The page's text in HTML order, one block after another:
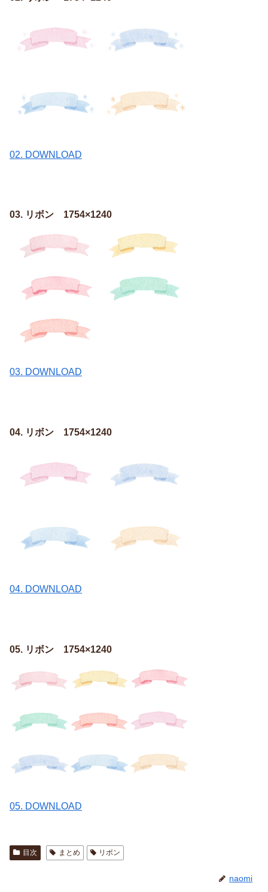
02. DOWNLOAD
03. リボン 1754×1240
03. DOWNLOAD
04. リボン 1754×1240
04. DOWNLOAD
05. リボン 1754×1240
05. DOWNLOAD
目次 まとめ リボン
naomi